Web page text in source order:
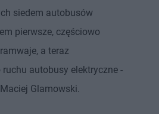
siedem autobusów
pierwsze, częściowo
a teraz
autobusy elektryczne -
Glamowski.